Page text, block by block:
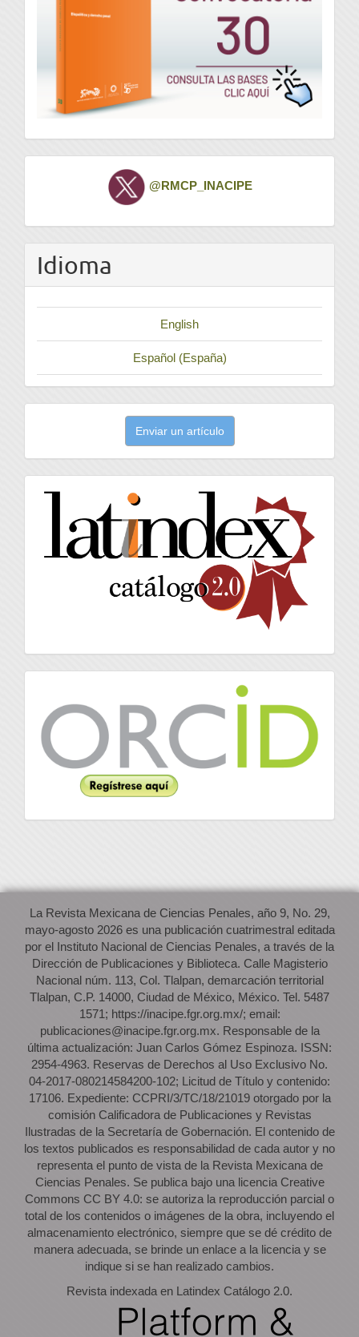
Twitter @RMCP_INACIPE
Idioma
English
Español (España)
artículo
Enviar un artículo
latindex
La Revista Mexicana de Ciencias Penales, año 9, No. 29,
mayo-agosto 2026 es una publicación cuatrimestral editada
por el Instituto Nacional de Ciencias Penales, a través de la
Dirección de Publicaciones y Biblioteca. Calle Magisterio
Nacional núm. 113, Col. Tlalpan, demarcación territorial
Tlalpan, C.P. 14000, Ciudad de México, México. Tel. 5487
1571; https://inacipe.fgr.org.mx/; email:
publicaciones@inacipe.fgr.org.mx. Responsable de la
última actualización: Juan Carlos Gómez Espinoza. ISSN:
2954-4963. Reservas de Derechos al Uso Exclusivo No.
04-2017-080214584200-102; Licitud de Título y contenido:
17106. Expediente: CCPRI/3/TC/18/21019 otorgado por la
comisión Calificadora de Publicaciones y Revistas
Ilustradas de la Secretaría de Gobernación. El contenido de
los textos publicados es responsabilidad de cada autor y no
representa el punto de vista de la Revista Mexicana de
Ciencias Penales. Se publica bajo una licencia Creative
Commons CC BY 4.0: se autoriza la reproducción parcial o
total de los contenidos o imágenes de la obra, incluyendo el
almacenamiento electrónico, siempre que se dé crédito de
manera adecuada, se brinde un enlace a la licencia y se
indique si se han realizado cambios.
Revista indexada en Latindex Catálogo 2.0.